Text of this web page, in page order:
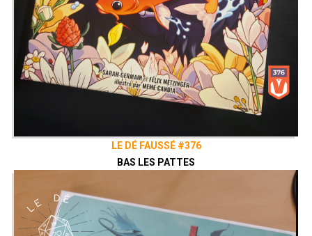
LE DÉ FAUSSÉ #376
BAS LES PATTES